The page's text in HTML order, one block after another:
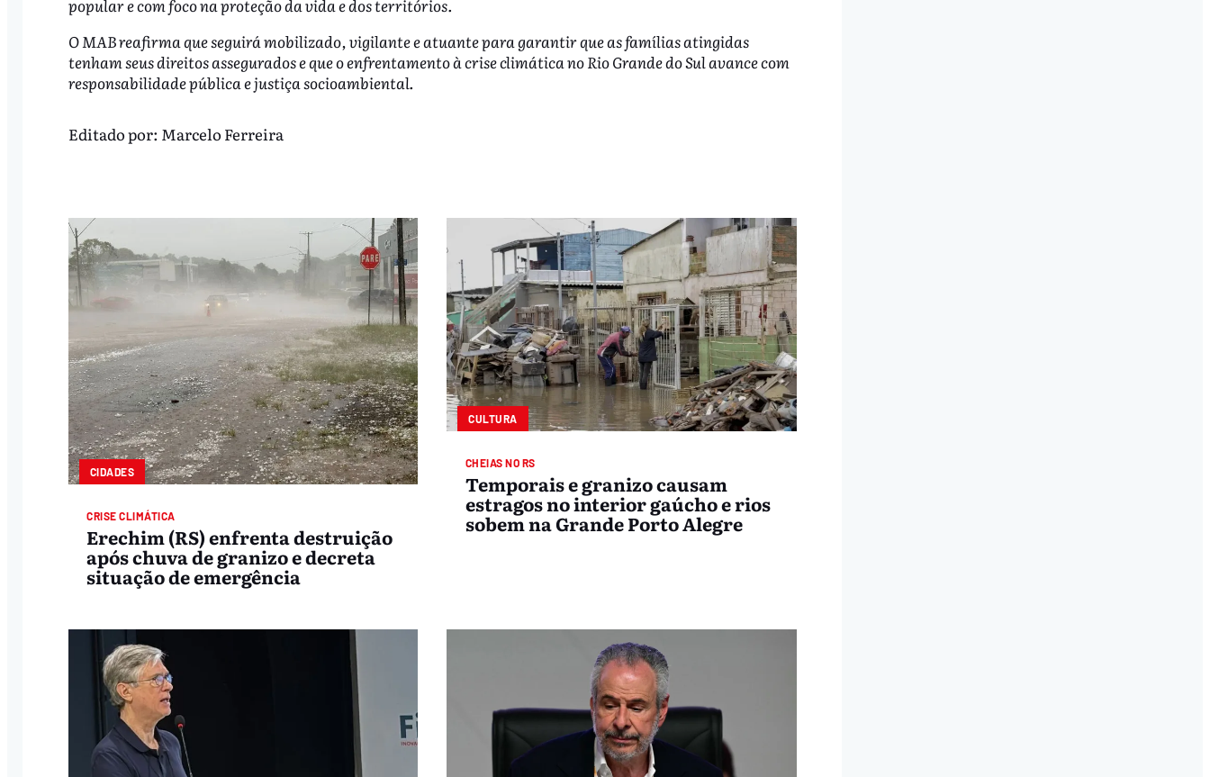
popular e com foco na proteção da vida e dos territórios.
O MAB reafirma que seguirá mobilizado, vigilante e atuante para garantir que as famílias atingidas
tenham seus direitos assegurados e que o enfrentamento à crise climática no Rio Grande do Sul avance com
responsabilidade pública e justiça socioambiental.
Editado por: Marcelo Ferreira
CIDADES
CRISE CLIMÁTICA
Erechim (RS) enfrenta destruição
após chuva de granizo e decreta
situação de emergência
CULTURA
CHEIAS NO RS
Temporais e granizo causam
estragos no interior gaúcho e rios
sobem na Grande Porto Alegre